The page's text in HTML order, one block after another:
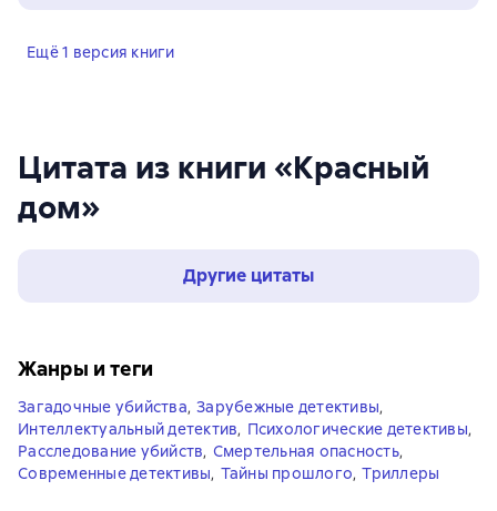
Цитата из книги «Красный
дом»
Другие цитаты
Ещё 1 версия книги
Жанры и теги
Загадочные убийства, Зарубежные детективы,
Интеллектуальный детектив, Психологические детективы,
Расследование убийств, Смертельная опасность,
Современные детективы, Тайны прошлого, Триллеры